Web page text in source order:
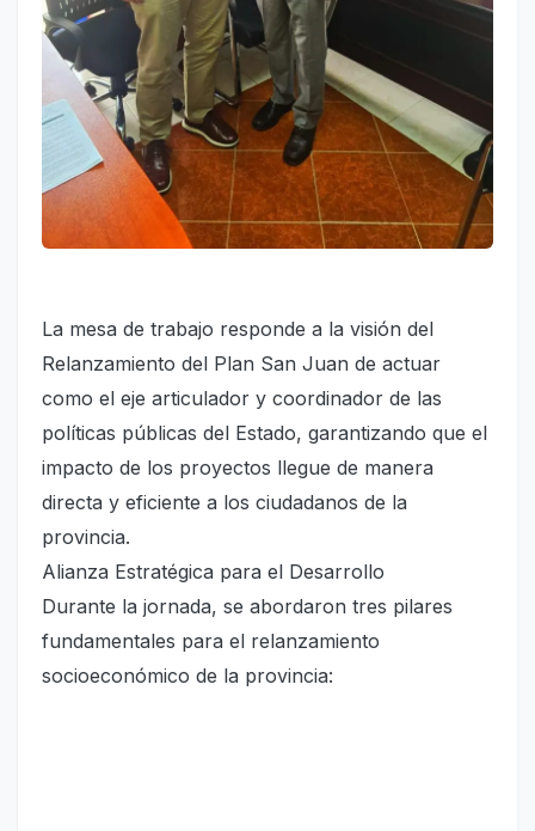
La mesa de trabajo responde a la visión del
Relanzamiento del Plan San Juan de actuar
como el eje articulador y coordinador de las
políticas públicas del Estado, garantizando que el
impacto de los proyectos llegue de manera
directa y eficiente a los ciudadanos de la
provincia.
Alianza Estratégica para el Desarrollo
Durante la jornada, se abordaron tres pilares
fundamentales para el relanzamiento
socioeconómico de la provincia: